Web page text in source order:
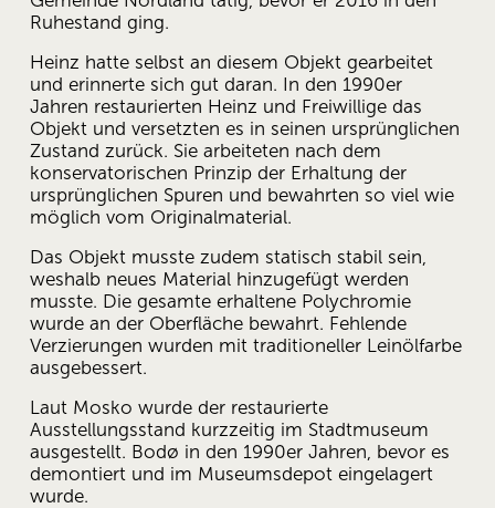
Ruhestand ging.
Heinz hatte selbst an diesem Objekt gearbeitet
und erinnerte sich gut daran. In den 1990er
Jahren restaurierten Heinz und Freiwillige das
Objekt und versetzten es in seinen ursprünglichen
Zustand zurück. Sie arbeiteten nach dem
konservatorischen Prinzip der Erhaltung der
ursprünglichen Spuren und bewahrten so viel wie
möglich vom Originalmaterial.
Das Objekt musste zudem statisch stabil sein,
weshalb neues Material hinzugefügt werden
musste. Die gesamte erhaltene Polychromie
wurde an der Oberfläche bewahrt. Fehlende
Verzierungen wurden mit traditioneller Leinölfarbe
ausgebessert.
Laut Mosko wurde der restaurierte
Ausstellungsstand kurzzeitig im Stadtmuseum
ausgestellt. Bodø in den 1990er Jahren, bevor es
demontiert und im Museumsdepot eingelagert
wurde.